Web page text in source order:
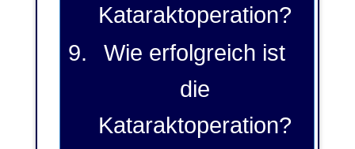
Kataraktoperation?
Wie erfolgreich ist
die
Kataraktoperation?